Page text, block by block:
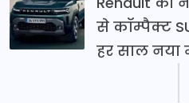
से कॉम्पैक्ट
हर साल नया